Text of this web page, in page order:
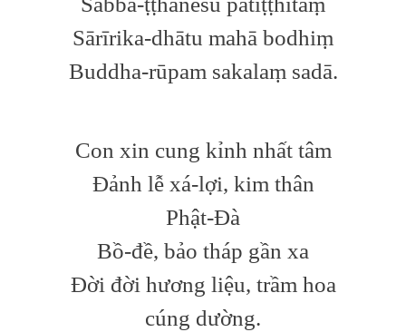
Sārīrika-dhātu mahā bodhiṃ
Buddha-rūpam sakalaṃ sadā.
Con xin cung kỉnh nhất tâm
Đảnh lễ xá-lợi, kim thân
Phật-Đà
Bồ-đề, bảo tháp gần xa
Đời đời hương liệu, trầm hoa
cúng dường.